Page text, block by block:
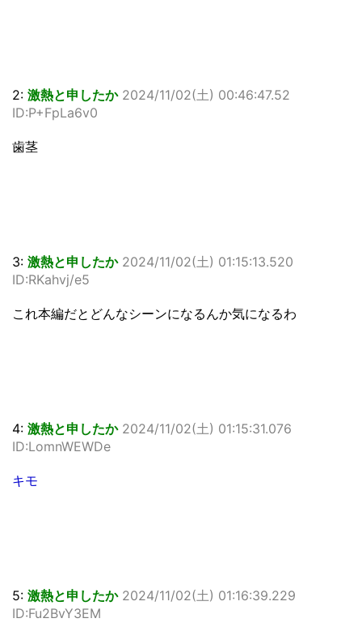
2: 激熱と申したか 2024/11/02(土) 00:46:47.52
ID:P+FpLa6v0
歯茎
3: 激熱と申したか 2024/11/02(土) 01:15:13.520
ID:RKahvj/e5
これ本編だとどんなシーンになるんか気になるわ
4: 激熱と申したか 2024/11/02(土) 01:15:31.076
ID:LomnWEWDe
キモ
5: 激熱と申したか 2024/11/02(土) 01:16:39.229
ID:Fu2BvY3EM